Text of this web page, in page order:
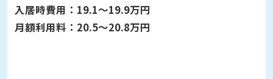
入居時費用： 19.1～19.9万円
月額利用料： 20.5～20.8万円